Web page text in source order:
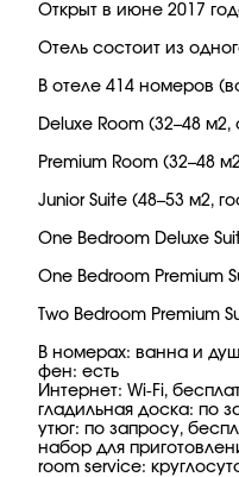
Открыт в июне 2017
Отель состоит из
В отеле 414 номеров
Deluxe Room (32–48
Premium Room (32–48
Junior Suite (48–53 м2,
One Bedroom Deluxe
One Bedroom Premium
Two Bedroom Premium
В номерах: ванна и душ
фен: есть
Интернет: Wi-Fi,
гладильная доска: по
утюг: по запросу,
набор для
room service: